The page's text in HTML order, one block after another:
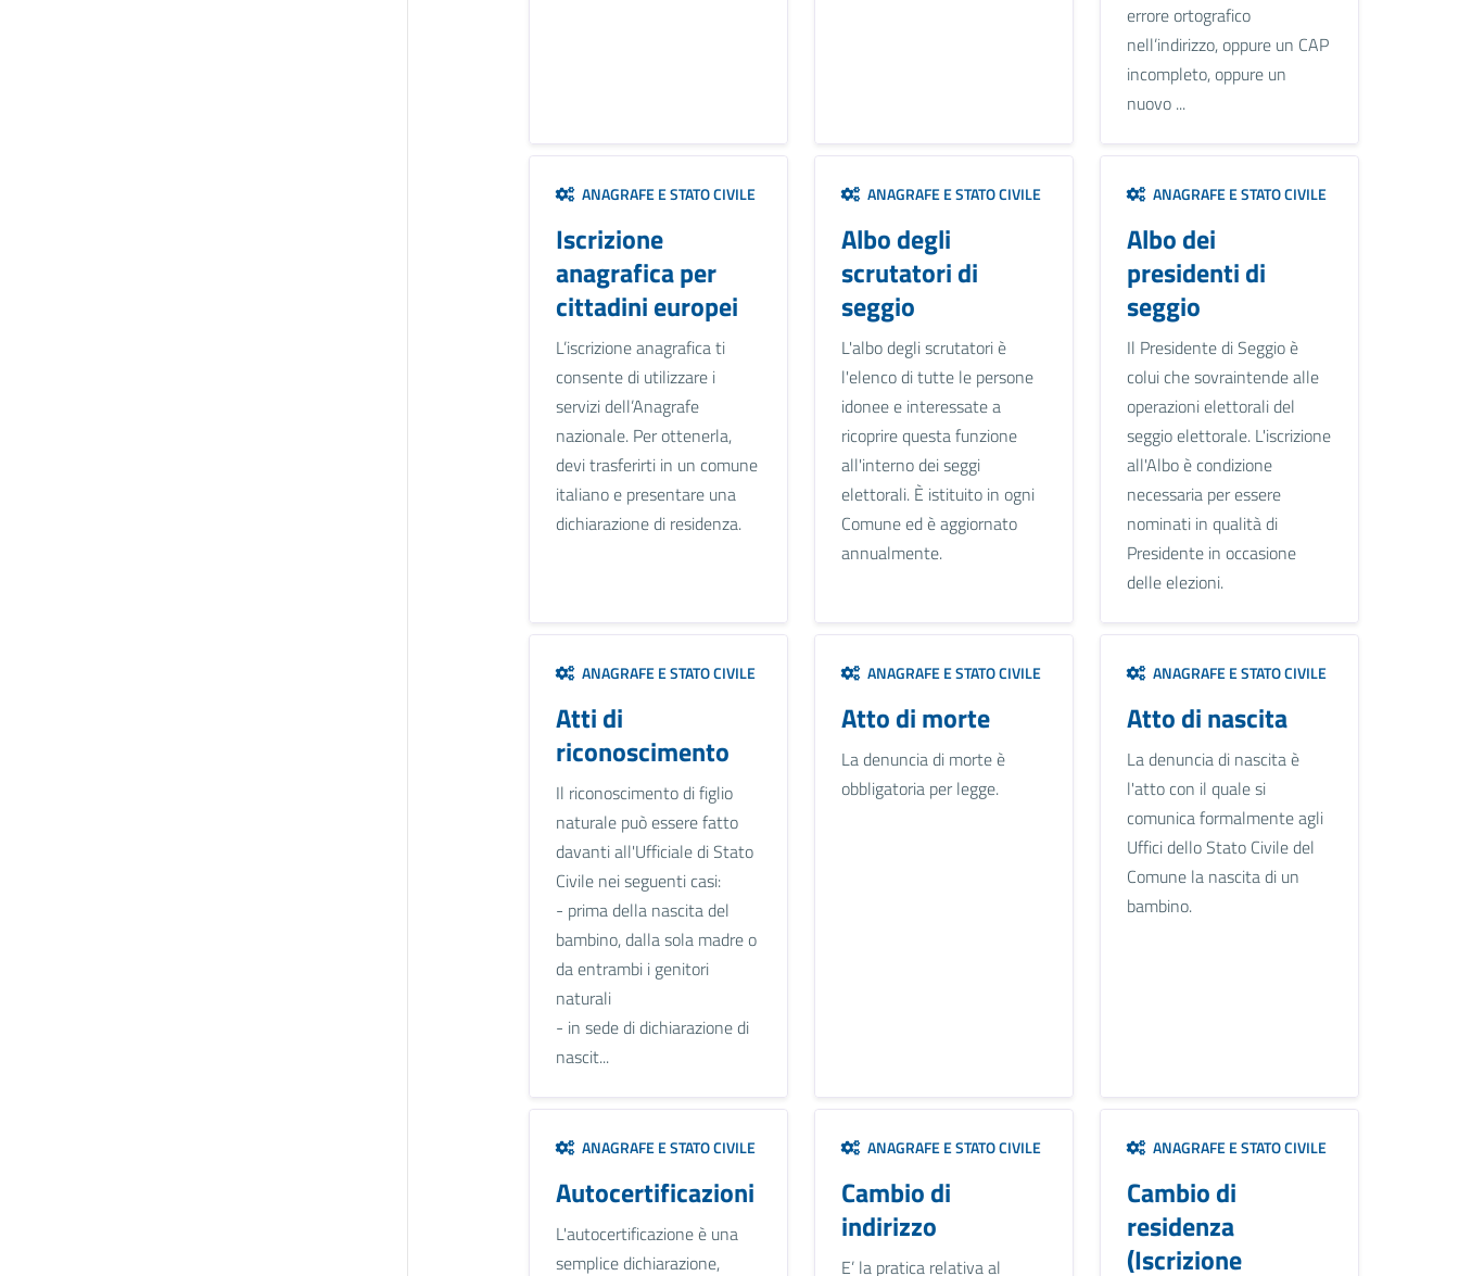
errore ortografico
nell’indirizzo, oppure un CAP
incompleto, oppure un
nuovo ...
ANAGRAFE E STATO CIVILE
Iscrizione
anagrafica per
cittadini europei
L’iscrizione anagrafica ti
consente di utilizzare i
servizi dell’Anagrafe
nazionale. Per ottenerla,
devi trasferirti in un comune
italiano e presentare una
dichiarazione di residenza.
ANAGRAFE E STATO CIVILE
Albo degli
scrutatori di
seggio
L'albo degli scrutatori è
l'elenco di tutte le persone
idonee e interessate a
ricoprire questa funzione
all'interno dei seggi
elettorali. È istituito in ogni
Comune ed è aggiornato
annualmente.
ANAGRAFE E STATO CIVILE
Albo dei
presidenti di
seggio
Il Presidente di Seggio è
colui che sovraintende alle
operazioni elettorali del
seggio elettorale. L'iscrizione
all'Albo è condizione
necessaria per essere
nominati in qualità di
Presidente in occasione
delle elezioni.
ANAGRAFE E STATO CIVILE
Atti di
riconoscimento
Il riconoscimento di figlio
naturale può essere fatto
davanti all'Ufficiale di Stato
Civile nei seguenti casi:
- prima della nascita del
bambino, dalla sola madre o
da entrambi i genitori
naturali
- in sede di dichiarazione di
nascit...
ANAGRAFE E STATO CIVILE
Atto di morte
La denuncia di morte è
obbligatoria per legge.
ANAGRAFE E STATO CIVILE
Atto di nascita
La denuncia di nascita è
l'atto con il quale si
comunica formalmente agli
Uffici dello Stato Civile del
Comune la nascita di un
bambino.
ANAGRAFE E STATO CIVILE
Autocertificazioni
L'autocertificazione è una
semplice dichiarazione,
ANAGRAFE E STATO CIVILE
Cambio di
indirizzo
E’ la pratica relativa al
ANAGRAFE E STATO CIVILE
Cambio di
residenza
(Iscrizione